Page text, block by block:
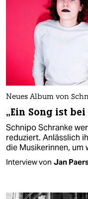
Neues Album von
„Ein Song ist
Schnipo Schranke
reduziert. Anlässlich
die Musikerinnen, um
Interview von Jan